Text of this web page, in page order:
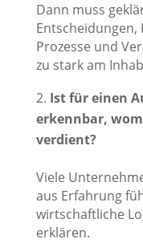
Dann muss
Entscheidungen,
Prozesse und
zu stark am
Ist für einen
erkennbar,
verdient?
Viele
aus Erfahrung
wirtschaftliche
erklären.